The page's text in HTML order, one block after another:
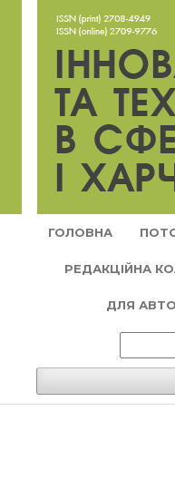
ГОЛОВНА
РЕДАКЦІЙНА
ДЛЯ